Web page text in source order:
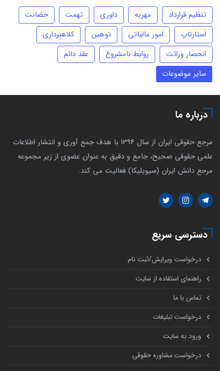
تنظیم قرارداد مهریه داوری تهمت
حضانت
استارتاپ
امور مالیاتی توهین
کلاهبرداری
انحصار وراثت
روابط نامشروع
عقد دائم
سایر موضوعات
درباره ما
مرجع حقوقی ایران از سال 1394 با هدف جمع آوری و انتشار اطلاعات
علمی حقوقی صحیح، جامع و دقیق به عنوان عضوی از زیر مجموعه
مرجع دانش ایران (سیویلیکا) فعالیت می کند.
دسترسی سریع
درخواست ویرایش/ثبت نام
راهنمای استفاده از سایت
تماس با ما
درخواست تبلیغات
ورود به سایت
درخواست مشاوره حقوقی